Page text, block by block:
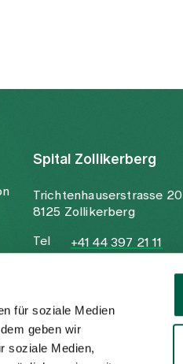
für soziale Medien
geben wir
soziale Medien,
Spital Zollikerberg
Trichtenhauserstrasse 20
8125 Zollikerberg
Tel
+41 44 397 21 11